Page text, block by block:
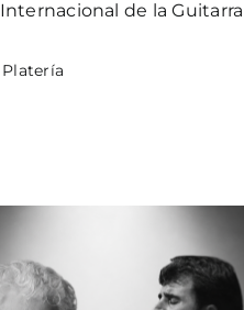
de la Guitarra
Platería